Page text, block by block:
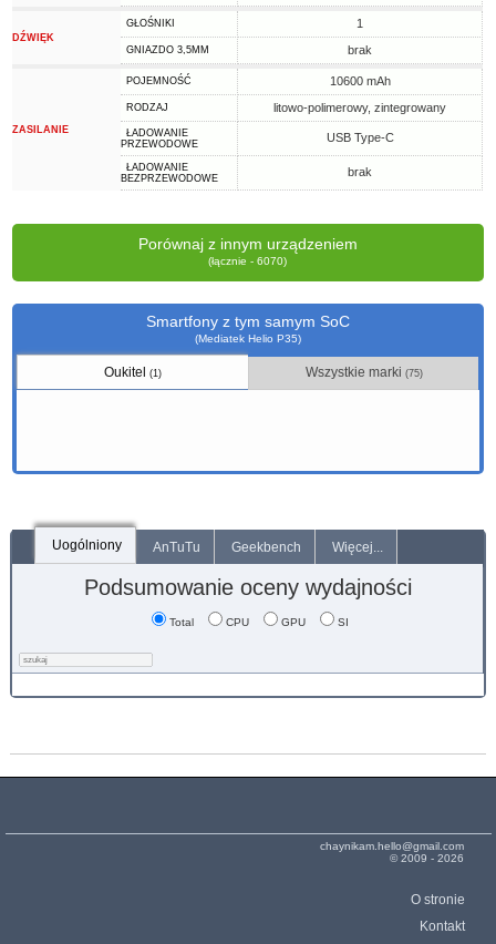
DŹWIĘK
GŁOŚNIKI 1
GNIAZDO 3,5MM brak
ZASILANIE
POJEMNOŚĆ 10600 mAh
RODZAJ litowo-polimerowy, zintegrowany
ŁADOWANIE
PRZEWODOWE
USB Type-C
ŁADOWANIE
BEZPRZEWODOWE
brak
Porównaj z innym urządzeniem
(łącznie - 6070)
Smartfony z tym samym SoC
(Mediatek Helio P35)
Oukitel(1) Wszystkie marki (75)
Uogólniony AnTuTu Geekbench Więcej...
Podsumowanie oceny wydajności
Total CPU GPU SI
chaynikam.hello@gmail.com
© 2009 - 2026
O stronie
Kontakt